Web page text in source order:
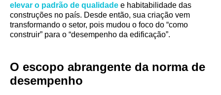
elevar o padrão de qualidade e habitabilidade das
construções no país. Desde então, sua criação vem
transformando o setor, pois mudou o foco do “como
construir” para o “desempenho da edificação”.
O escopo abrangente da norma de
desempenho